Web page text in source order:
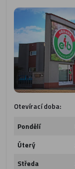
Otevírací doba:
Pondělí
Úterý
Středa